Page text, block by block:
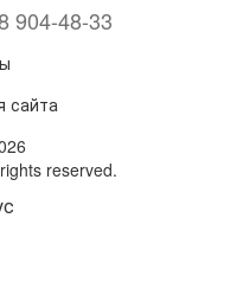
904-48-33
сайта
reserved.